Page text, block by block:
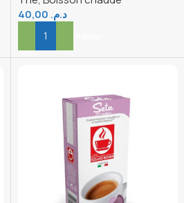
د.م.
Ajouter Au Panier